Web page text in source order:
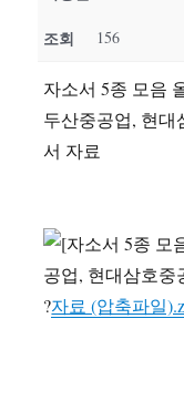
조회 156
자소서 5종 모음
두산중공업, 현대
서 자료
?자료 (압축파일